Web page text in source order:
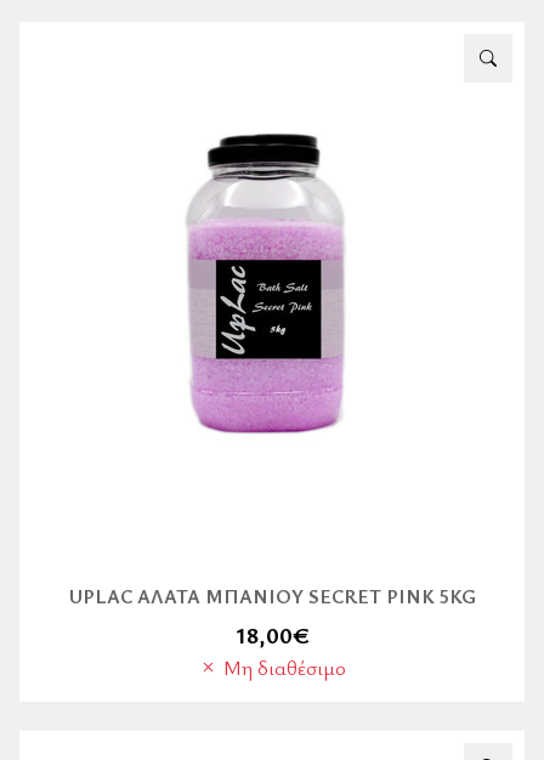
UPLAC ΆΛΑΤΑ ΜΠΆΝΙΟΥ SECRET PINK 5KG
18,00€
Μη διαθέσιμο